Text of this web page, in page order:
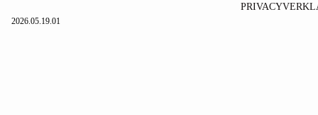
2026.05.19.01